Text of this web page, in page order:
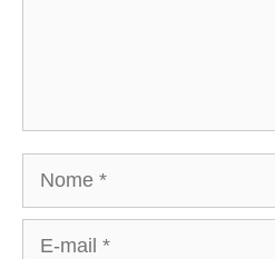
Nome